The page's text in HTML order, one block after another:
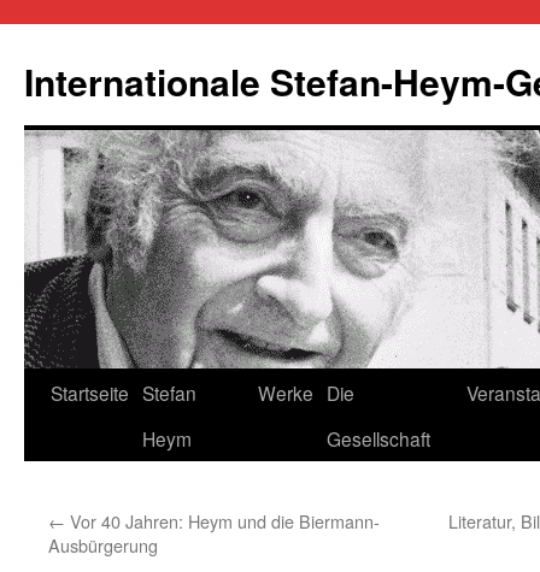
springen
Internationale Stefan-Heym-
Startseite Stefan
Heym
Werke Die
Gesellschaft
← Vor 40 Jahren: Heym und die Biermann-
Ausbürgerung
Literatur,